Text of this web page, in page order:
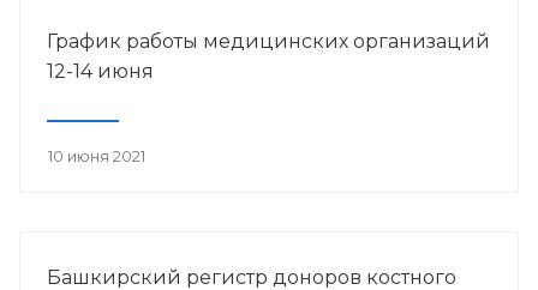
График работы медицинских организаций
12-14 июня
10 июня 2021
Башкирский регистр доноров костного